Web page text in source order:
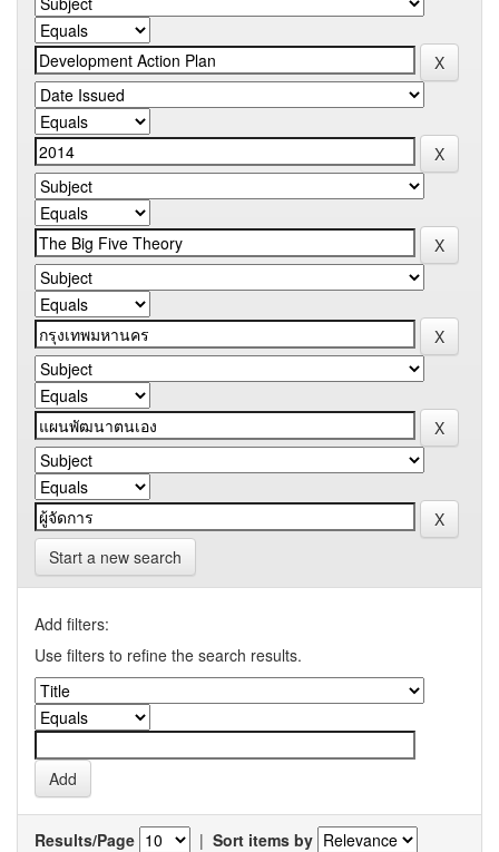
Start a new search
Add filters:
Use filters to refine the search results.
Results/Page | Sort items by